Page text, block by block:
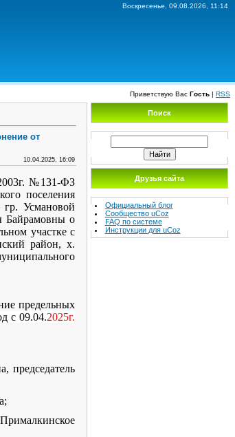
Воскресенье, 09.08.2026, 11:14
Приветствую Вас Гость | RSS
от
10.04.2025, 16:09
№131-ФЗ
поселения
гр. Усмановой
Байрамовны о
участке с
район, х.
предельных
с 09.04.2025г.
председатель
Поиск
Друзья сайта
Официальный блог
Сообщество uCoz
FAQ по системе
Инструкции для uCoz